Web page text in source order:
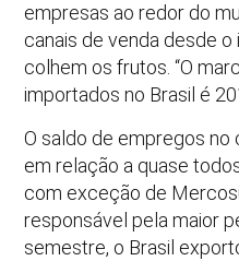
empresas ao redor do
canais de venda desde
colhem os frutos. “O
importados no Brasil é
O saldo de empregos
em relação a quase
com exceção de
responsável pela maior
semestre, o Brasil